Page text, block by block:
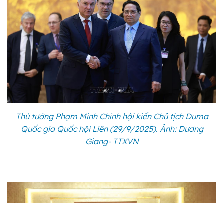
Thủ tướng Phạm Minh Chính hội kiến Chủ tịch Duma
Quốc gia Quốc hội Liên (29/9/2025). Ảnh: Dương
Giang- TTXVN